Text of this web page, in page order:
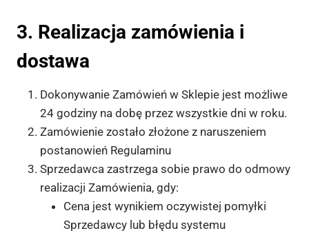
3. Realizacja zamówienia i
dostawa
Dokonywanie Zamówień w Sklepie jest możliwe
24 godziny na dobę przez wszystkie dni w roku.
Zamówienie zostało złożone z naruszeniem
postanowień Regulaminu
Sprzedawca zastrzega sobie prawo do odmowy
realizacji Zamówienia, gdy:
Cena jest wynikiem oczywistej pomyłki
Sprzedawcy lub błędu systemu